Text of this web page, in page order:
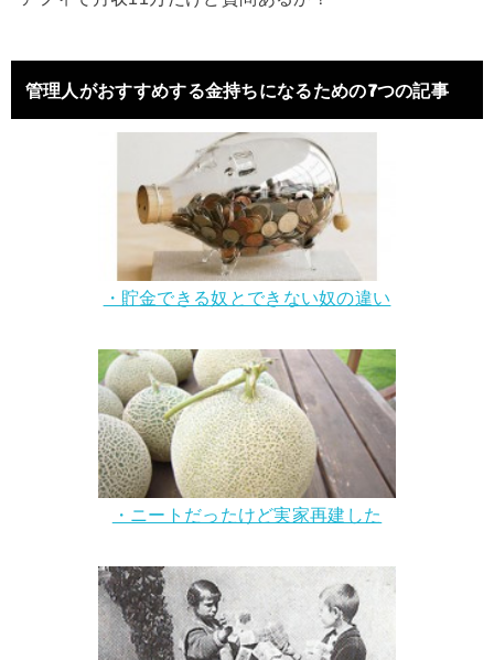
管理人がおすすめする金持ちになるための7つの記事
・貯金できる奴とできない奴の違い
・ニートだったけど実家再建した